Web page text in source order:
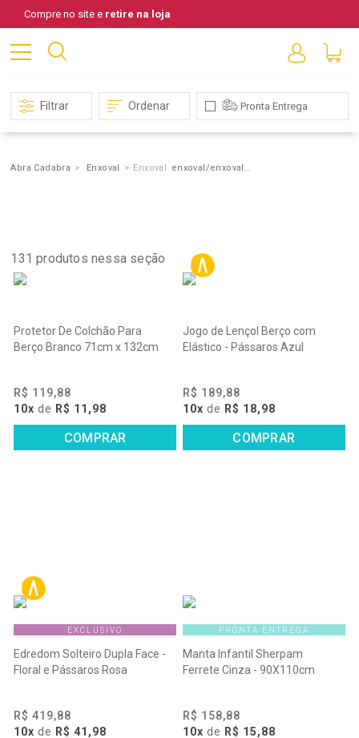
Compre no site e retire na loja
Abra Cadabra Enxoval Enxoval enxoval/enxoval/lencois-fronhas
Fronhas"
Filtrar Ordenar Pronta Entrega
131 produtos nessa seção
Protetor De Colchão Para
Berço Branco 71cm x 132cm
R$ 119,88
10x de R$ 11,98
COMPRAR
Jogo de Lençol Berço com
Elástico - Pássaros Azul
R$ 189,88
10x de R$ 18,98
COMPRAR
EXCLUSIVO
Edredom Solteiro Dupla Face -
Floral e Pássaros Rosa
R$ 419,88
10x de R$ 41,98
PRONTA ENTREGA
Manta Infantil Sherpam
Ferrete Cinza - 90X110cm
R$ 158,88
10x de R$ 15,88